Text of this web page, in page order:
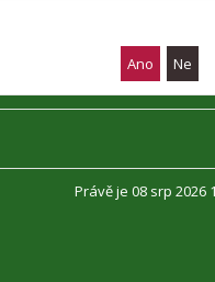
Právě je 08 srp 2026